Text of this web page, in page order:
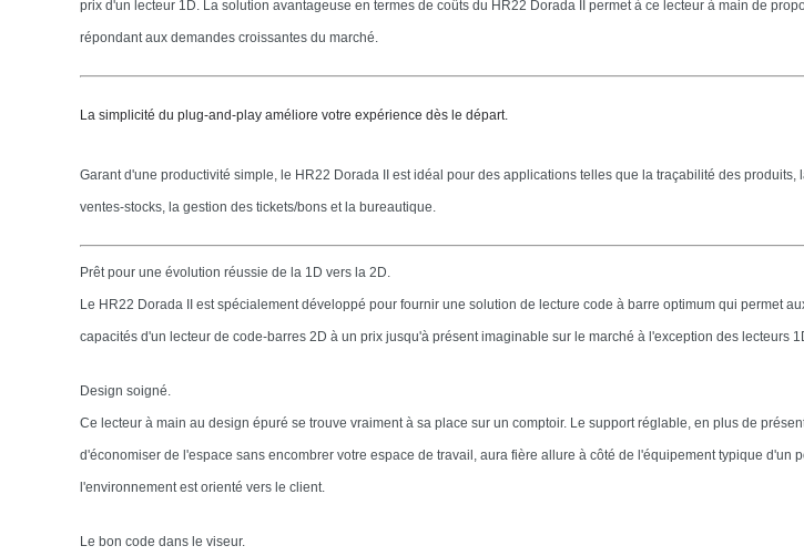
prix d'un lecteur 1D. La solution avantageuse en termes de coûts du HR22 Dorada II permet à ce lecteur à main de
répondant aux demandes croissantes du marché.
La simplicité du plug-and-play améliore votre expérience dès le départ.
Garant d'une productivité simple, le HR22 Dorada II est idéal pour des applications telles que la traçabilité des produits,
ventes-stocks, la gestion des tickets/bons et la bureautique.
Prêt pour une évolution réussie de la 1D vers la 2D.
Le HR22 Dorada II est spécialement développé pour fournir une solution de lecture code à barre optimum qui permet
capacités d'un lecteur de code-barres 2D à un prix jusqu'à présent imaginable sur le marché à l'exception des lecteurs
Design soigné.
Ce lecteur à main au design épuré se trouve vraiment à sa place sur un comptoir. Le support réglable, en plus de
d'économiser de l'espace sans encombrer votre espace de travail, aura fière allure à côté de l'équipement typique d'un
l'environnement est orienté vers le client.
Le bon code dans le viseur.